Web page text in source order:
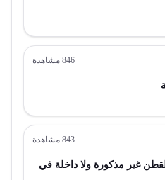
846 مشاهدة
843 مشاهدة
غير مذكورة ولا داخلة في